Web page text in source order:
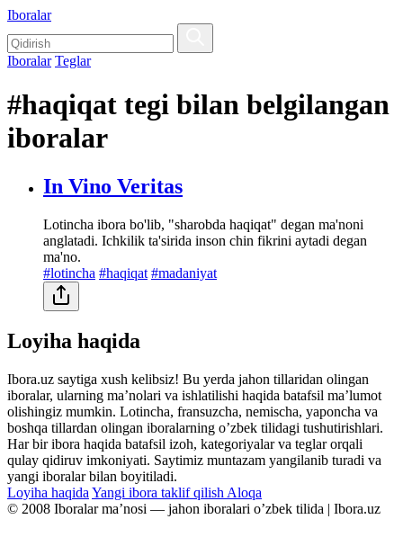
Iboralar
Iboralar Teglar
#haqiqat tegi bilan belgilangan
iboralar
In Vino Veritas
Lotincha ibora bo'lib, "sharobda haqiqat" degan ma'noni
anglatadi. Ichkilik ta'sirida inson chin fikrini aytadi degan
ma'no.
#lotincha #haqiqat #madaniyat
Loyiha haqida
Ibora.uz saytiga xush kelibsiz! Bu yerda jahon tillaridan olingan
iboralar, ularning maʼnolari va ishlatilishi haqida batafsil maʼlumot
olishingiz mumkin. Lotincha, fransuzcha, nemischa, yaponcha va
boshqa tillardan olingan iboralarning oʼzbek tilidagi tushutirishlari.
Har bir ibora haqida batafsil izoh, kategoriyalar va teglar orqali
qulay qidiruv imkoniyati. Saytimiz muntazam yangilanib turadi va
yangi iboralar bilan boyitiladi.
Loyiha haqida Yangi ibora taklif qilish Aloqa
© 2008 Iboralar maʼnosi — jahon iboralari oʼzbek tilida | Ibora.uz